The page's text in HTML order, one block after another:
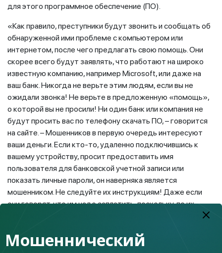
для этого программное обеспечение (ПО).
«Как правило, преступники будут звонить и сообщать об
обнаруженной ими проблеме с компьютером или
интернетом, после чего предлагать свою помощь. Они
скорее всего будут заявлять, что работают на широко
известную компанию, например Microsoft, или даже на
ваш банк. Никогда не верьте этим людям, если вы не
ожидали звонка! Не верьте в предложенную «помощь»,
о которой вы не просили! Ни один банк или компания не
будут просить вас по телефону скачать ПО, – говорится
на сайте. – Мошенников в первую очередь интересуют
ваши деньги. Если кто-то, удаленно подключившись к
вашему устройству, просит предоставить имя
пользователя для банковской учетной записи или
показать личные пароли, он наверняка является
мошенником. Не следуйте их инструкциям! Даже если
они говорят, что им надо заплатить, поскольку, по их
утверждениям, они решили имеющуюся у вас проблему,
опасность: прервите телефонный звонок, просто положив
Мошеннический